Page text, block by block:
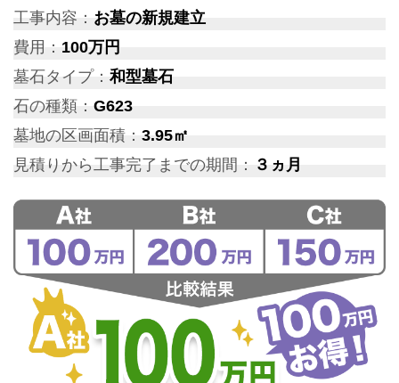
工事内容： お墓の新規建立
費用： 100万円
墓石タイプ：和型墓石
石の種類： G623
墓地の区画面積： 3.95㎡
見積りから工事完了までの期間： ３ヵ月